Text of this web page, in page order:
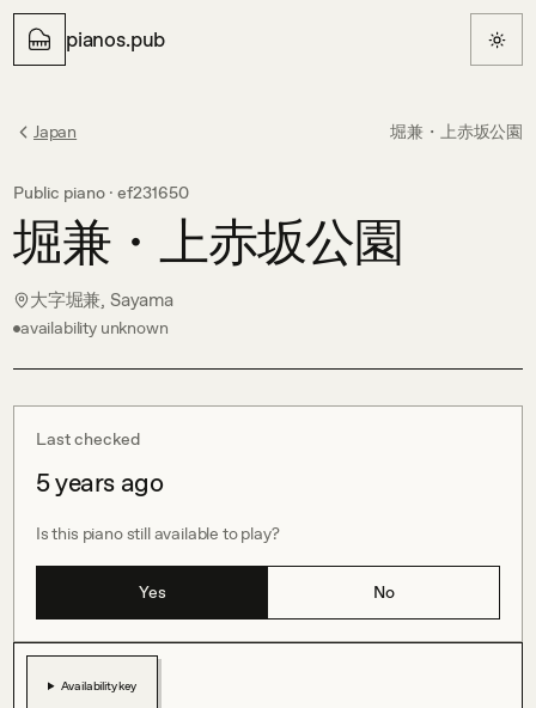
pianos.pub
Japan 堀兼・上赤坂公園
Public piano · ef231650
堀兼・上赤坂公園
大字堀兼, Sayama
availability unknown
Last checked
5 years ago
Is this piano still available to play?
Yes No
Availability key